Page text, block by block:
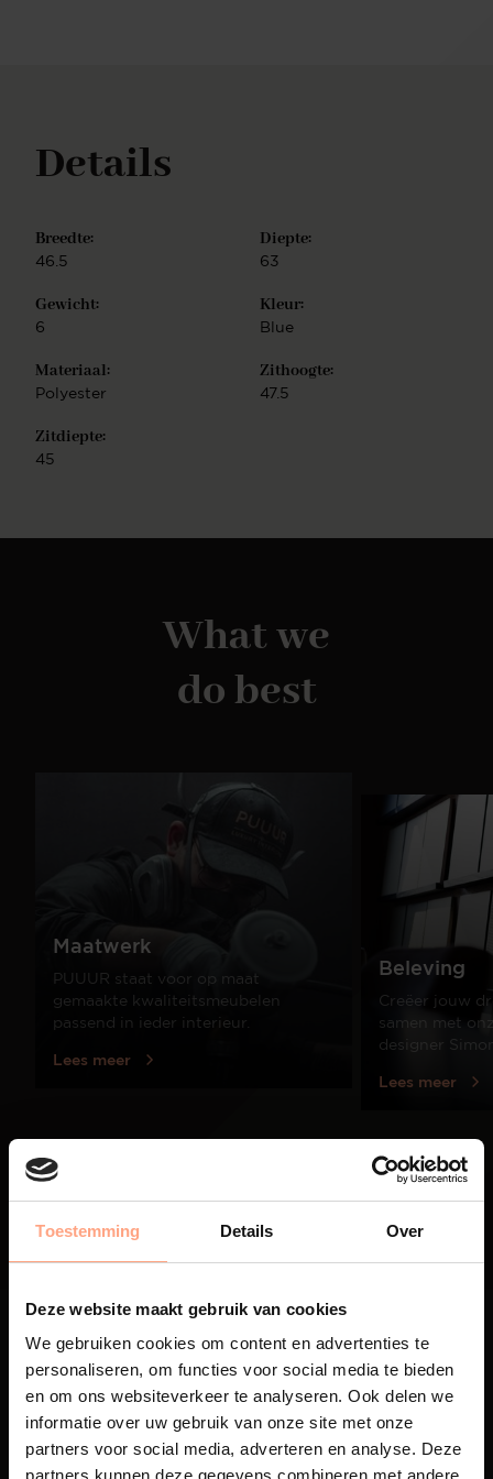
Toestemming Details Over
Deze website maakt gebruik van cookies
We gebruiken cookies om content en advertenties te
personaliseren, om functies voor social media te bieden
en om ons websiteverkeer te analyseren. Ook delen we
informatie over uw gebruik van onze site met onze
partners voor social media, adverteren en analyse. Deze
partners kunnen deze gegevens combineren met andere
Details
Breedte:
46.5
Diepte:
63
Gewicht:
6
Kleur:
Blue
Materiaal:
Polyester
Zithoogte:
47.5
Zitdiepte:
45
What we
do best
01 /03
Maatwerk
PUUUR staat voor op maat
gemaakte kwaliteitsmeubelen
passend in ieder interieur.
Lees meer
Beleving
Creëer jouw
samen met
designer
Lees meer
Maatwerk
Een exclusieve handgemaakte